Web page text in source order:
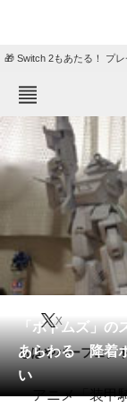
🎁 Switch 2もあたる！ プ
ねとらぼメニュー
エンタメ
住まい
動物
会員記事
メディア
注目記事を集め
「ボトムズ」の
あらわる 降着
い
X
もはやパーフェク
アニメ「装甲騎